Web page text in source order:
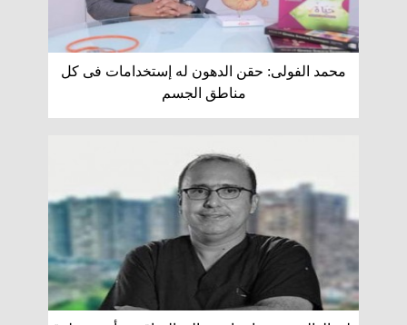
محمد الفولى: حقن الدهون له إستخدامات فى كل
مناطق الجسم